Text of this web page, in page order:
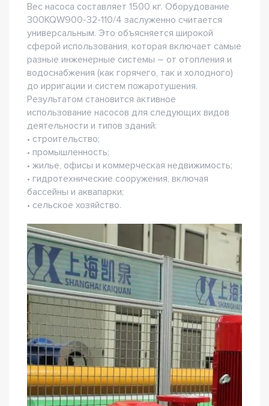
Вес насоса составляет 1500 кг. Оборудование
300KQW900-32-110/4 заслуженно считается
универсальным. Это объясняется широкой
сферой использования, которая включает самые
разные инженерные системы – от отопления и
водоснабжения (как горячего, так и холодного)
до ирригации и систем пожаротушения.
Результатом становится активное
использование насосов для следующих видов
деятельности и типов зданий:
• строительство;
• промышленность;
• жилье, офисы и коммерческая недвижимость;
• гидротехнические сооружения, включая
бассейны и аквапарки;
• сельское хозяйство.